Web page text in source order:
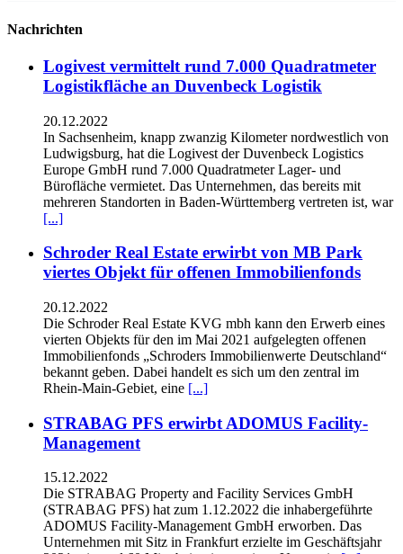
Nachrichten
Logivest vermittelt rund 7.000 Quadratmeter
Logistikfläche an Duvenbeck Logistik
20.12.2022
In Sachsenheim, knapp zwanzig Kilometer nordwestlich von
Ludwigsburg, hat die Logivest der Duvenbeck Logistics
Europe GmbH rund 7.000 Quadratmeter Lager- und
Bürofläche vermietet. Das Unternehmen, das bereits mit
mehreren Standorten in Baden-Württemberg vertreten ist, war
[...]
Schroder Real Estate erwirbt von MB Park
viertes Objekt für offenen Immobilienfonds
20.12.2022
Die Schroder Real Estate KVG mbh kann den Erwerb eines
vierten Objekts für den im Mai 2021 aufgelegten offenen
Immobilienfonds „Schroders Immobilienwerte Deutschland“
bekannt geben. Dabei handelt es sich um den zentral im
Rhein-Main-Gebiet, eine [...]
STRABAG PFS erwirbt ADOMUS Facility-
Management
15.12.2022
Die STRABAG Property and Facility Services GmbH
(STRABAG PFS) hat zum 1.12.2022 die inhabergeführte
ADOMUS Facility-Management GmbH erworben. Das
Unternehmen mit Sitz in Frankfurt erzielte im Geschäftsjahr